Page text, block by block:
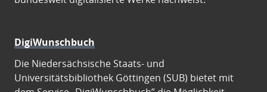
DigiWunschbuch
Die Niedersächsische Staats- und
Universitätsbibliothek Göttingen (SUB) bietet mit